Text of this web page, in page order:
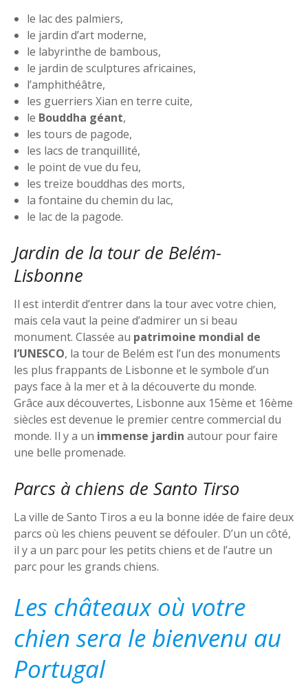
le lac des palmiers,
le jardin d’art moderne,
le labyrinthe de bambous,
le jardin de sculptures africaines,
l’amphithéâtre,
les guerriers Xian en terre cuite,
le Bouddha géant,
les tours de pagode,
les lacs de tranquillité,
le point de vue du feu,
les treize bouddhas des morts,
la fontaine du chemin du lac,
le lac de la pagode.
Jardin de la tour de Belém-
Lisbonne
Il est interdit d’entrer dans la tour avec votre chien,
mais cela vaut la peine d’admirer un si beau
monument. Classée au patrimoine mondial de
l’UNESCO, la tour de Belém est l’un des monuments
les plus frappants de Lisbonne et le symbole d’un
pays face à la mer et à la découverte du monde.
Grâce aux découvertes, Lisbonne aux 15ème et 16ème
siècles est devenue le premier centre commercial du
monde. Il y a un immense jardin autour pour faire
une belle promenade.
Parcs à chiens de Santo Tirso
La ville de Santo Tiros a eu la bonne idée de faire deux
parcs où les chiens peuvent se défouler. D’un un côté,
il y a un parc pour les petits chiens et de l’autre un
parc pour les grands chiens.
Les châteaux où votre
chien sera le bienvenu au
Portugal